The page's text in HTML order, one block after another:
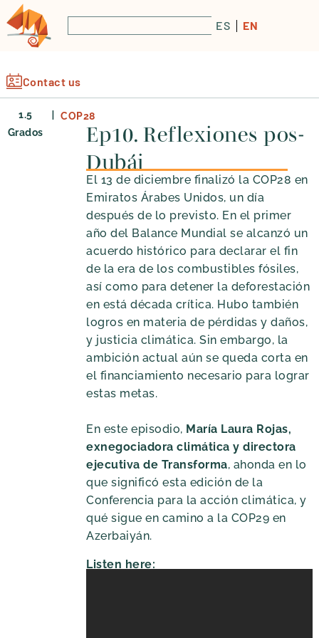
ES EN
Contact us
1.5
Grados
| COP28
Ep10. Reflexiones pos-
Dubái
El 13 de diciembre finalizó la COP28 en
Emiratos Árabes Unidos, un día
después de lo previsto. En el primer
año del Balance Mundial se alcanzó un
acuerdo histórico para declarar el fin
de la era de los combustibles fósiles,
así como para detener la deforestación
en está década crítica. Hubo también
logros en materia de pérdidas y daños,
y justicia climática. Sin embargo, la
ambición actual aún se queda corta en
el financiamiento necesario para lograr
estas metas.
En este episodio, María Laura Rojas,
exnegociadora climática y directora
ejecutiva de Transforma, ahonda en lo
que significó esta edición de la
Conferencia para la acción climática, y
qué sigue en camino a la COP29 en
Azerbaiyán.
Listen here: